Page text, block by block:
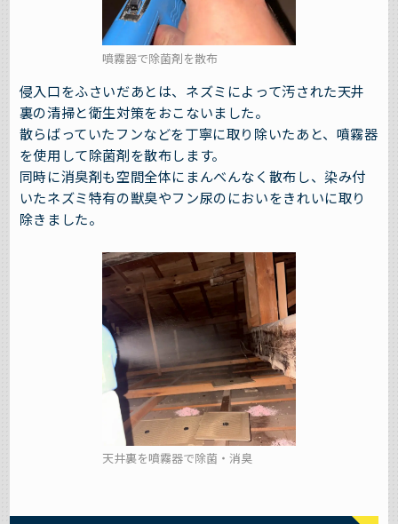
噴霧器で除菌剤を散布
侵入口をふさいだあとは、ネズミによって汚された天井
裏の清掃と衛生対策をおこないました。
散らばっていたフンなどを丁寧に取り除いたあと、噴霧器
を使用して除菌剤を散布します。
同時に消臭剤も空間全体にまんべんなく散布し、染み付
いたネズミ特有の獣臭やフン尿のにおいをきれいに取り
除きました。
天井裏を噴霧器で除菌・消臭